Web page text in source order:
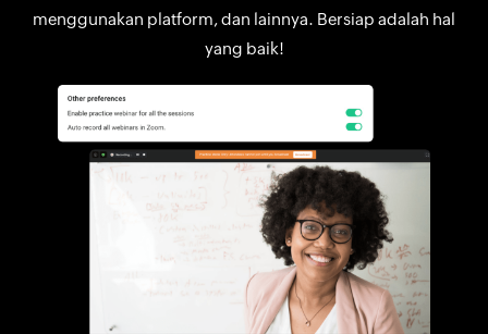
menggunakan platform, dan lainnya. Bersiap adalah hal
yang baik!